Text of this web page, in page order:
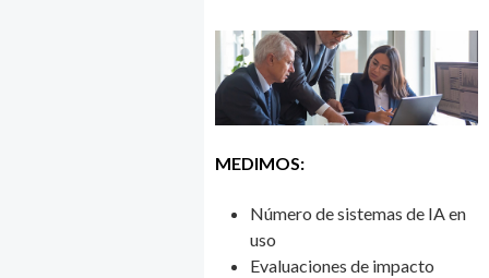
MEDIMOS:
Número de sistemas de IA en
uso
Evaluaciones de impacto